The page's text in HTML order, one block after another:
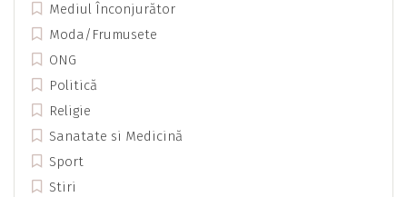
Mediul Înconjurător
Moda/Frumusete
ONG
Politică
Religie
Sanatate si Medicină
Sport
Stiri